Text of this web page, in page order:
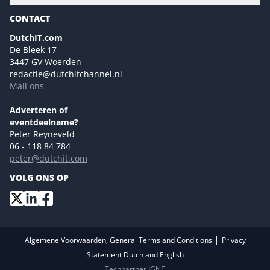
Magazines
Marketingmogelijkheden 2026
Eventmogelijkheden 2026
Advertising opportunities 2026 ENG
Event opportunities 2026 ENG
NL Digital
Versturen
CONTACT
DutchIT.com
De Bleek 17
3447 GV Woerden
redactie@dutchitchannel.nl
Mail ons
Adverteren of
eventdeelname?
Peter Reyneveld
06 - 118 84 784
peter@dutchit.com
VOLG ONS OP
Algemene Voorwaarden, General Terms and Conditions | Privacy
Statement Dutch and English